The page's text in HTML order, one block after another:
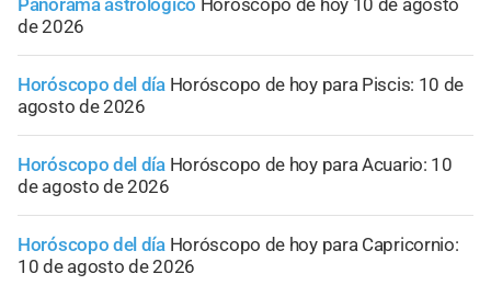
de 2026
Horóscopo del día Horóscopo de hoy para Piscis: 10 de
agosto de 2026
Horóscopo del día Horóscopo de hoy para Acuario: 10
de agosto de 2026
Horóscopo del día Horóscopo de hoy para Capricornio:
10 de agosto de 2026